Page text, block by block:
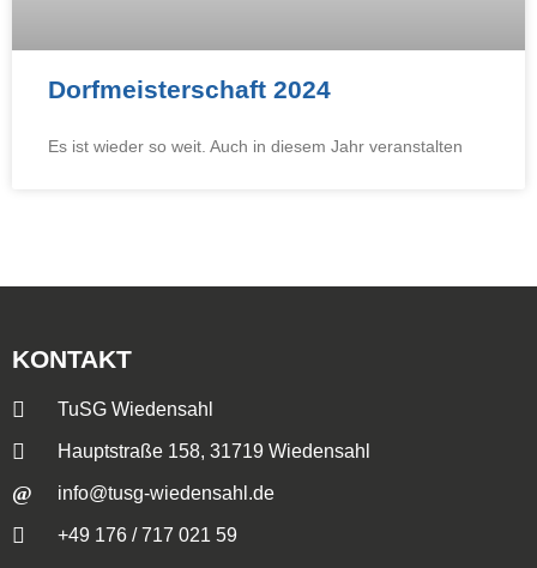
Dorfmeisterschaft 2024
Es ist wieder so weit. Auch in diesem Jahr veranstalten
KONTAKT
TuSG Wiedensahl
Hauptstraße 158, 31719 Wiedensahl
info@tusg-wiedensahl.de
+49 176 / 717 021 59